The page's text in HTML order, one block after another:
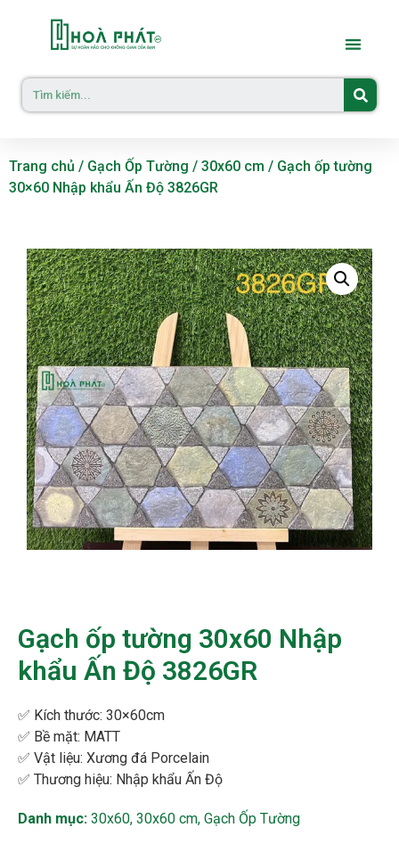
Trang chủ / Gạch Ốp Tường / 30x60 cm / Gạch ốp tường
30×60 Nhập khẩu Ấn Độ 3826GR
Gạch ốp tường 30x60 Nhập
khẩu Ấn Độ 3826GR
✅ Kích thước: 30×60cm
✅ Bề mặt: MATT
✅ Vật liệu: Xương đá Porcelain
✅ Thương hiệu: Nhập khẩu Ấn Độ
Danh mục: 30x60, 30x60 cm, Gạch Ốp Tường